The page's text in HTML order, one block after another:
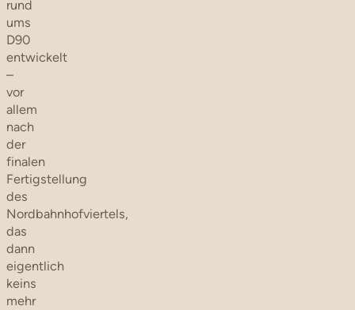
rund
ums
D90
entwickelt
–
vor
allem
nach
der
finalen
Fertigstellung
des
Nordbahnhofviertels,
das
dann
eigentlich
keins
mehr